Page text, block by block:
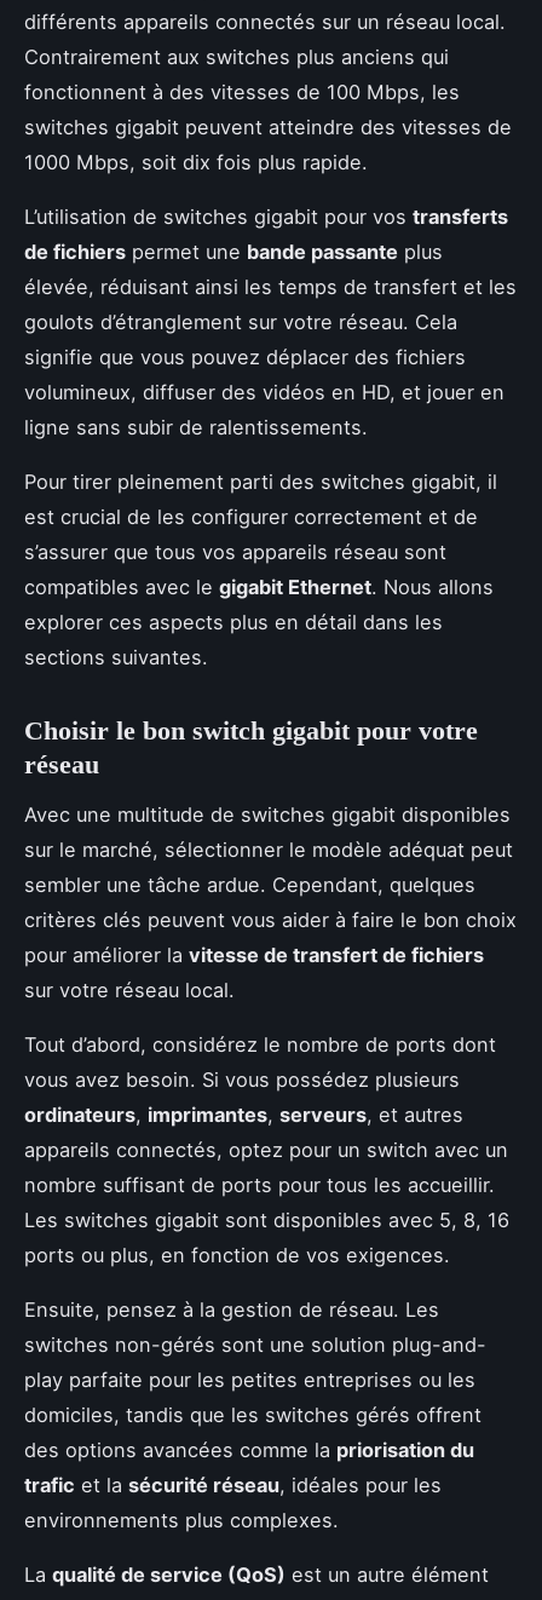
différents appareils connectés sur un réseau local.
Contrairement aux switches plus anciens qui
fonctionnent à des vitesses de 100 Mbps, les
switches gigabit peuvent atteindre des vitesses de
1000 Mbps, soit dix fois plus rapide.
L’utilisation de switches gigabit pour vos transferts
de fichiers permet une bande passante plus
élevée, réduisant ainsi les temps de transfert et les
goulots d’étranglement sur votre réseau. Cela
signifie que vous pouvez déplacer des fichiers
volumineux, diffuser des vidéos en HD, et jouer en
ligne sans subir de ralentissements.
Pour tirer pleinement parti des switches gigabit, il
est crucial de les configurer correctement et de
s’assurer que tous vos appareils réseau sont
compatibles avec le gigabit Ethernet. Nous allons
explorer ces aspects plus en détail dans les
sections suivantes.
Choisir le bon switch gigabit pour votre
réseau
Avec une multitude de switches gigabit disponibles
sur le marché, sélectionner le modèle adéquat peut
sembler une tâche ardue. Cependant, quelques
critères clés peuvent vous aider à faire le bon choix
pour améliorer la vitesse de transfert de fichiers
sur votre réseau local.
Tout d’abord, considérez le nombre de ports dont
vous avez besoin. Si vous possédez plusieurs
ordinateurs, imprimantes, serveurs, et autres
appareils connectés, optez pour un switch avec un
nombre suffisant de ports pour tous les accueillir.
Les switches gigabit sont disponibles avec 5, 8, 16
ports ou plus, en fonction de vos exigences.
Ensuite, pensez à la gestion de réseau. Les
switches non-gérés sont une solution plug-and-
play parfaite pour les petites entreprises ou les
domiciles, tandis que les switches gérés offrent
des options avancées comme la priorisation du
trafic et la sécurité réseau, idéales pour les
environnements plus complexes.
La qualité de service (QoS) est un autre élément